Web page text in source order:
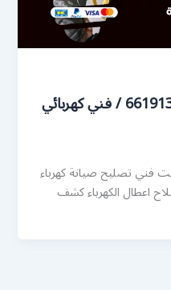
رقم كهربائي الضباعية / 66191325 / فني كهربائي
فني تصليح صيانة كهرباء
24 ساعة إصلاح اعطال الكهرباء كشف